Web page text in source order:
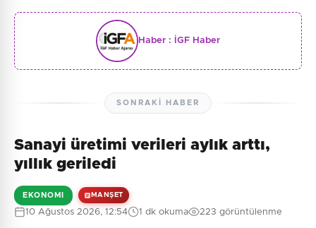
Haber : İGF Haber
SONRAKI HABER
Sanayi üretimi verileri aylık arttı,
yıllık geriledi
EKONOMI MANŞET
10 Ağustos 2026, 12:54 1 dk okuma 223 görüntülenme